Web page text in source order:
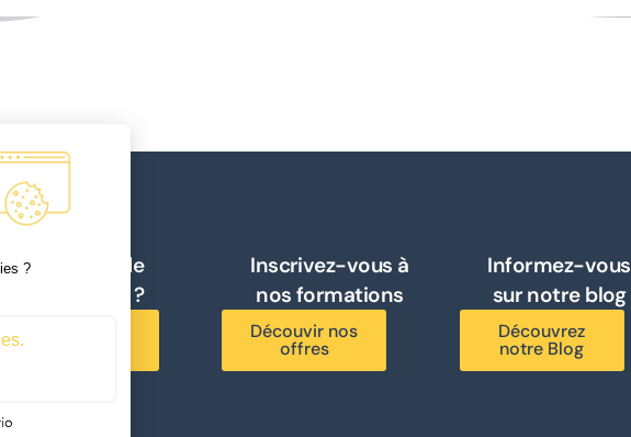
Besoin de
conseils ?
Inscrivez-vous à
nos formations
Découvir nos
offres
Informez-vous
sur notre blog
Découvrez
notre Blog